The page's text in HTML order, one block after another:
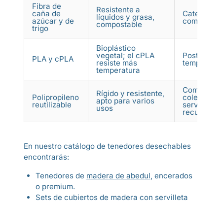
Fibra de
caña de
azúcar y de
trigo
Resistente a
líquidos y grasa,
compostable
Catering y
comida
PLA y cPLA
Bioplástico
vegetal; el cPLA
resiste más
temperatura
Postres y
templados
Polipropileno
reutilizable
Rígido y resistente,
apto para varios
usos
colectivos,
servicio
recurrente
En nuestro catálogo de tenedores desechables
encontrarás:
Tenedores de madera de abedul, encerados
o premium.
Sets de cubiertos de madera con servilleta